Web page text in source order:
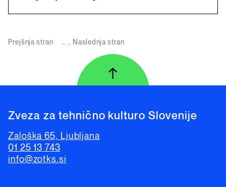
Prejšnja stran Naslednja stran
Na vrh strani
↑
Zveza za tehnično kulturo Slovenije
Zaloška 65, Ljubljana
01 25 13 743
info@zotks.si